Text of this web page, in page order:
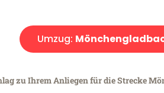
Umzug:
zu Ihrem Anliegen für die Strecke